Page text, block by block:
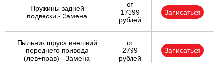
Пружины задней
подвески - Замена
от
17399
рублей
Записаться
Пыльник шруса внешний
переднего привода
(лев+прав) - Замена
от
2799
рублей
Записаться